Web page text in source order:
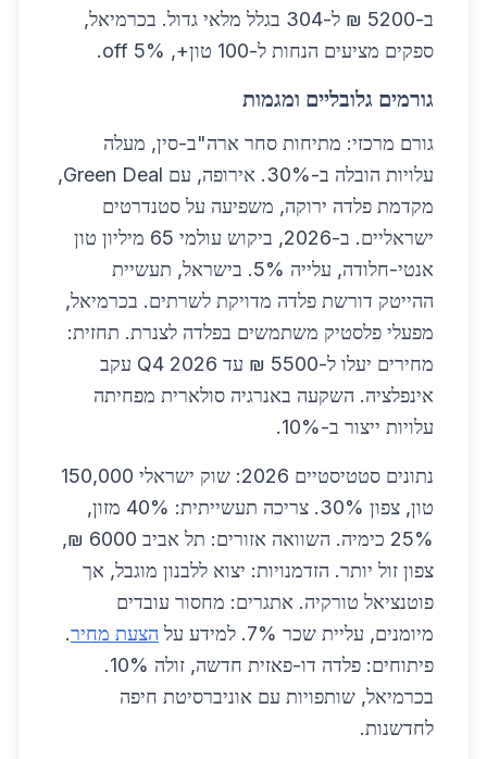
ב-5200 ₪ ל-304 בגלל מלאי גדול. בכרמיאל,
ספקים מציעים הנחות ל-100 טון+, 5% off.
גורמים גלובליים ומגמות
גורם מרכזי: מתיחות סחר ארה"ב-סין, מעלה
עלויות הובלה ב-30%. אירופה, עם Green Deal,
מקדמת פלדה ירוקה, משפיעה על סטנדרטים
ישראליים. ב-2026, ביקוש עולמי 65 מיליון טון
אנטי-חלודה, עלייה 5%. בישראל, תעשיית
ההייטק דורשת פלדה מדויקת לשרתים. בכרמיאל,
מפעלי פלסטיק משתמשים בפלדה לצנרת. תחזית:
מחירים יעלו ל-5500 ₪ עד Q4 2026 עקב
אינפלציה. השקעה באנרגיה סולארית מפחיתה
עלויות ייצור ב-10%.
נתונים סטטיסטיים 2026: שוק ישראלי 150,000
טון, צפון 30%. צריכה תעשייתית: 40% מזון,
25% כימיה. השוואה אזורים: תל אביב 6000 ₪,
צפון זול יותר. הזדמנויות: יצוא ללבנון מוגבל, אך
פוטנציאל טורקיה. אתגרים: מחסור עובדים
מיומנים, עליית שכר 7%. למידע על
הצעת מחיר.
פיתוחים: פלדה דו-פאזית חדשה, זולה 10%.
בכרמיאל, שותפויות עם אוניברסיטת חיפה
לחדשנות.